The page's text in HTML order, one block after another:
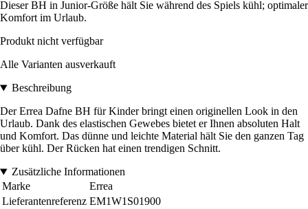
Dieser BH in Junior-Größe hält Sie während des Spiels kühl; optimaler
Komfort im Urlaub.
Produkt nicht verfügbar
Alle Varianten ausverkauft
Beschreibung
Der Errea Dafne BH für Kinder bringt einen originellen Look in den
Urlaub. Dank des elastischen Gewebes bietet er Ihnen absoluten Halt
und Komfort. Das dünne und leichte Material hält Sie den ganzen Tag
über kühl. Der Rücken hat einen trendigen Schnitt.
Zusätzliche Informationen
Marke
Errea
Lieferantenreferenz EM1W1S01900